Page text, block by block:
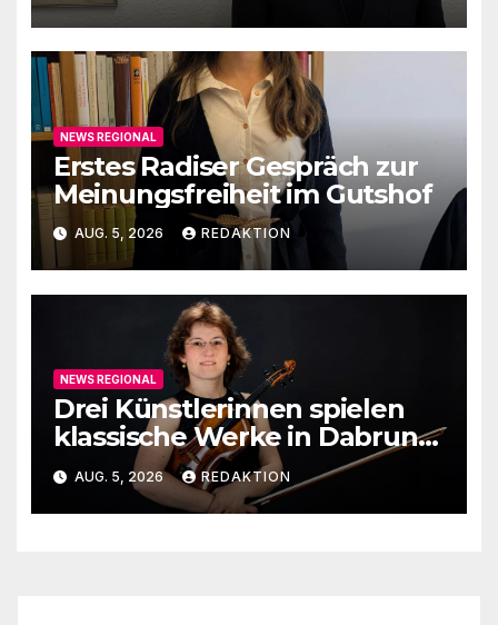
NEWS REGIONAL
Erstes Radiser Gespräch zur
Meinungsfreiheit im Gutshof
AUG. 5, 2026 REDAKTION
NEWS REGIONAL
Drei Künstlerinnen spielen
klassische Werke in Dabruner
Kirche
AUG. 5, 2026 REDAKTION